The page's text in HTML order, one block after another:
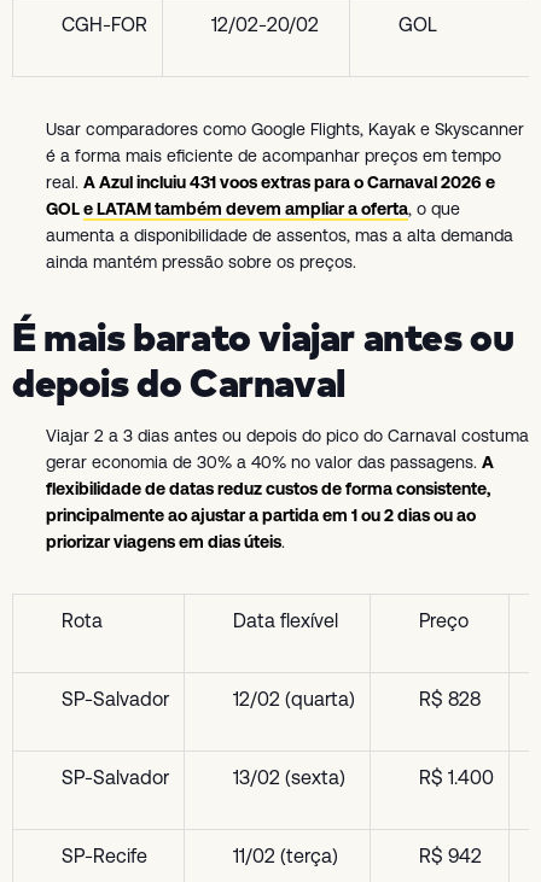
CGH-FOR 12/02-20/02 GOL
Usar comparadores como Google Flights, Kayak e Skyscanner
é a forma mais eficiente de acompanhar preços em tempo
real. A Azul incluiu 431 voos extras para o Carnaval 2026 e
GOL e LATAM também devem ampliar a oferta, o que
aumenta a disponibilidade de assentos, mas a alta demanda
ainda mantém pressão sobre os preços.
É mais barato viajar antes ou
depois do Carnaval
Viajar 2 a 3 dias antes ou depois do pico do Carnaval costuma
gerar economia de 30% a 40% no valor das passagens. A
flexibilidade de datas reduz custos de forma consistente,
principalmente ao ajustar a partida em 1 ou 2 dias ou ao
priorizar viagens em dias úteis.
Rota Data flexível Preço
SP-Salvador 12/02 (quarta) R$ 828
SP-Salvador 13/02 (sexta) R$ 1.400
SP-Recife 11/02 (terça) R$ 942